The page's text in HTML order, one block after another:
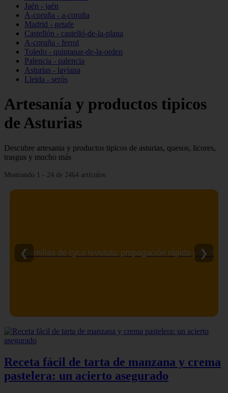
Jaén - jaén
A-coruña - a-coruña
Madrid - getafe
Castellón - castelló-de-la-plana
A-coruña - ferrol
Toledo - quintanar-de-la-orden
Palencia - palencia
Asturias - laviana
Lleida - seròs
Artesanía y productos tipicos
de Asturias
Descubre artesania y productos tipicos de asturias, quesos, licores,
trasgus y mucho más
Mostrando 1 - 24 de 2464 artículos
Semillas de cyca revoluta: propagación rápida y fácil
❮ ❯
Receta fácil de tarta de manzana y crema
pastelera: un acierto asegurado